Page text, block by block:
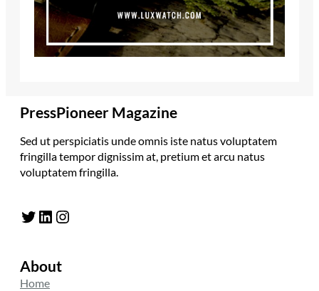
PressPioneer Magazine
Sed ut perspiciatis unde omnis iste natus voluptatem
fringilla tempor dignissim at, pretium et arcu natus
voluptatem fringilla.
Twitter LinkedIn Instagram
About
Home